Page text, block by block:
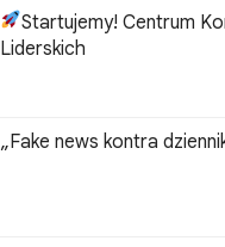
Startujemy! Centrum
Liderskich
„Fake news kontra